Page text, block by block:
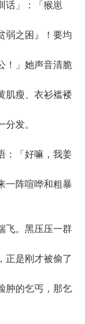
话」：「猴崽
弱之困』！要均
！」她声音清脆
肌瘦、衣衫褴褛
发。
「好嘛，我姜
一阵喧哗和粗暴
。黑压压一群
正是刚才被偷了
肿的乞丐，那乞